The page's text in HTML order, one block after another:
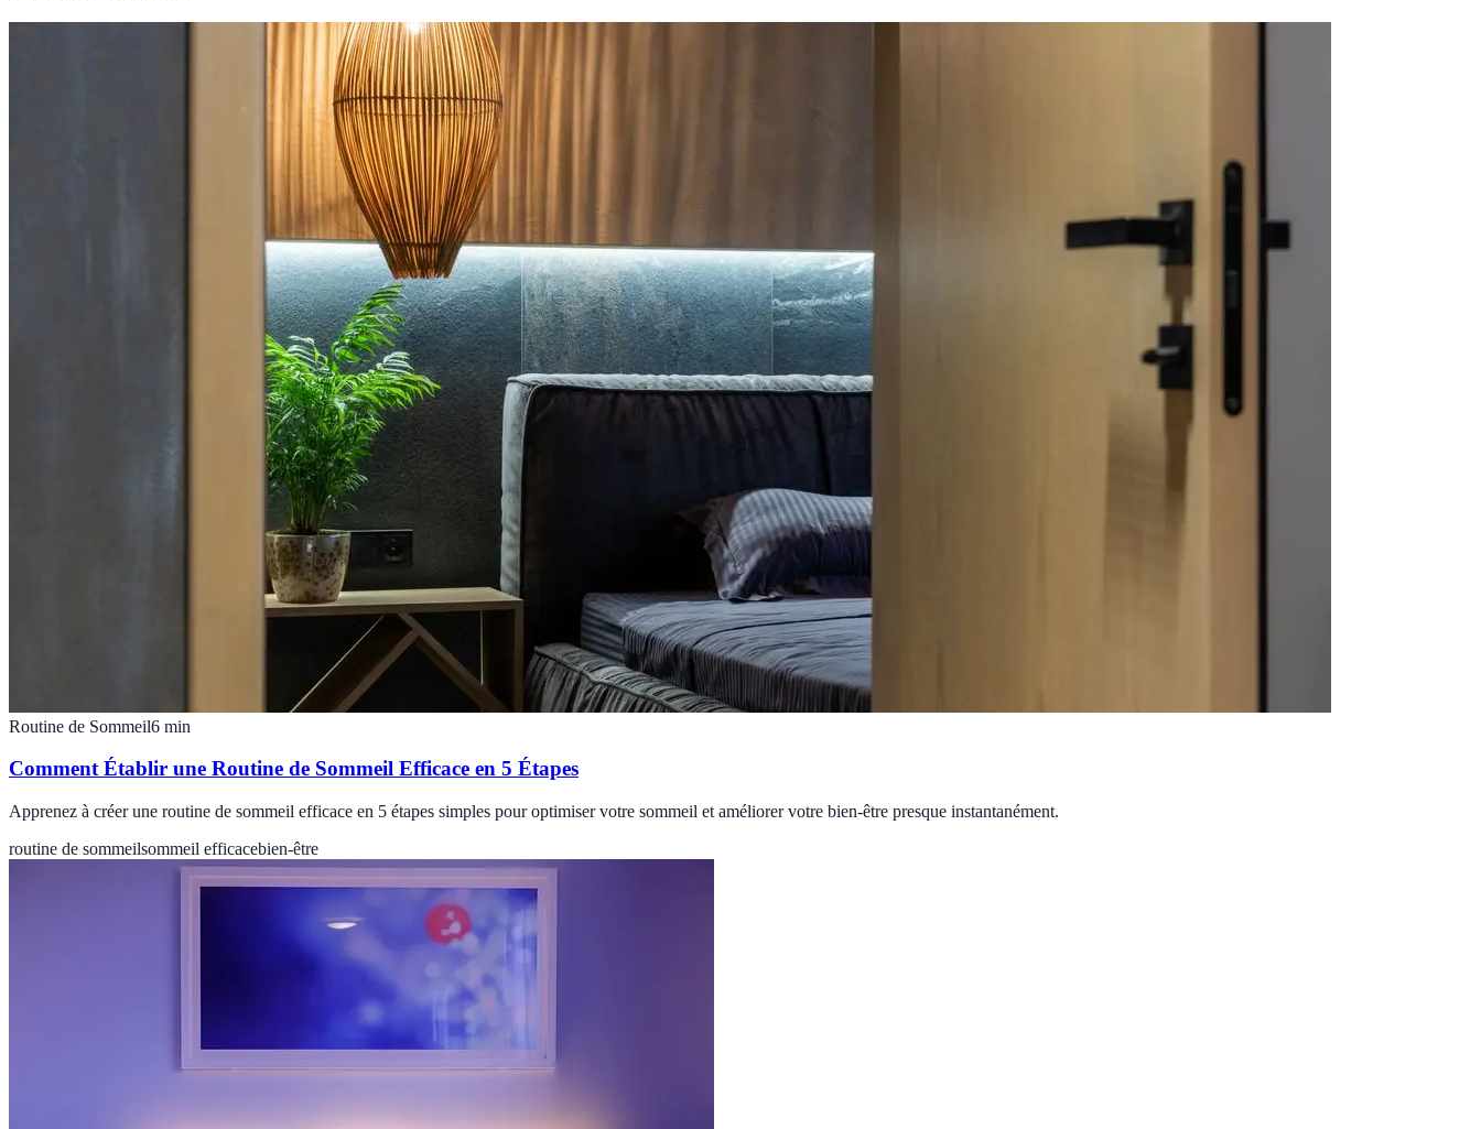
Routine de Sommeil6 min
Comment Établir une Routine de Sommeil Efficace en 5 Étapes
Apprenez à créer une routine de sommeil efficace en 5 étapes simples pour optimiser votre sommeil et améliorer votre bien-être presque instantanément.
routine de sommeilsommeil efficacebien-être